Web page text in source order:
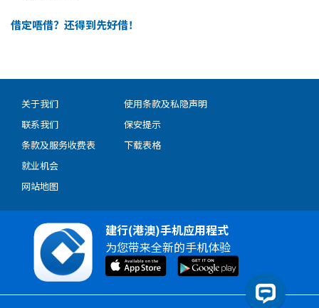
借定唔借？还得到先好借！
关于我们
联系我们
条款及服务收费表
就业机会
网站地图
使用条款及私隐声明
保安提示
下载表格
建行(港澳)手机应用程式
为您带来全新的手机体验